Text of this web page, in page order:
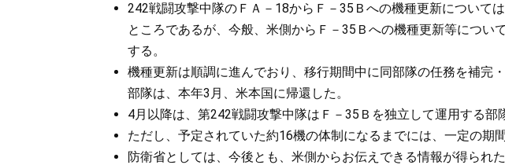
242戦闘攻撃中隊のＦＡ－18からＦ－35Ｂへの機種更新について
ところであるが、今般、米側からＦ－35Ｂへの機種更新等につい
する。
機種更新は順調に進んでおり、移行期間中に同部隊の任務を補完
部隊は、本年3月、米本国に帰還した。
4月以降は、第242戦闘攻撃中隊はＦ－35Ｂを独立して運用する部
ただし、予定されていた約16機の体制になるまでには、一定の期
防衛省としては、今後とも、米側からお伝えできる情報が得られ